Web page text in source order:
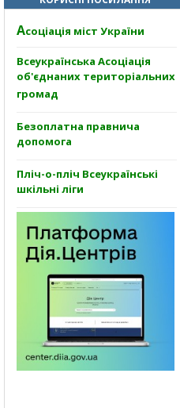
Асоціація міст України
Всеукраїнська Асоціація
об'єднаних територіальних
громад
Безоплатна правнича
допомога
Пліч-о-пліч Всеукраїнські
шкільні ліги